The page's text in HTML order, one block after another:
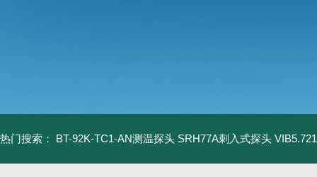
热门搜索： BT-92K-TC1-AN测温探头 SRH77A刺入式探头